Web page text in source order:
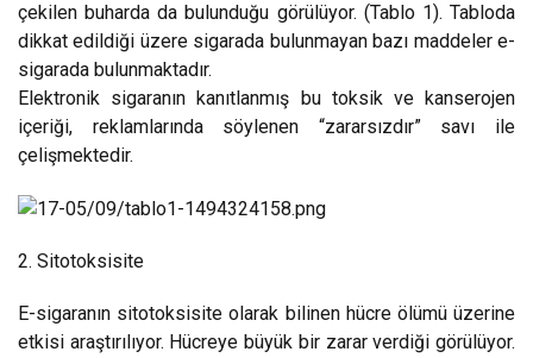
çekilen buharda da bulunduğu görülüyor. (Tablo 1). Tabloda
dikkat edildiği üzere sigarada bulunmayan bazı maddeler e-
sigarada bulunmaktadır.
Elektronik sigaranın kanıtlanmış bu toksik ve kanserojen
içeriği, reklamlarında söylenen “zararsızdır” savı ile
çelişmektedir.
2. Sitotoksisite
E-sigaranın sitotoksisite olarak bilinen hücre ölümü üzerine
etkisi araştırılıyor. Hücreye büyük bir zarar verdiği görülüyor.